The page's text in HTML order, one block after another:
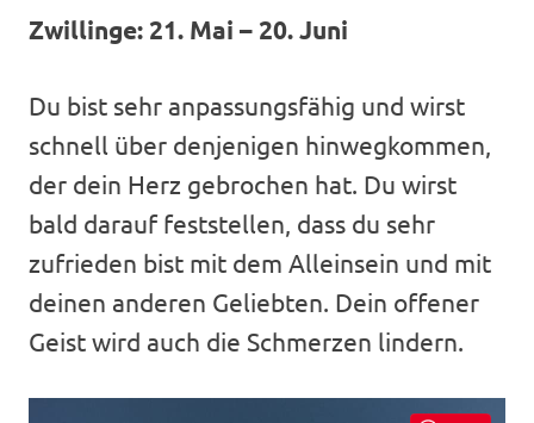
Zwillinge: 21. Mai – 20. Juni
Du bist sehr anpassungsfähig und wirst
schnell über denjenigen hinwegkommen,
der dein Herz gebrochen hat. Du wirst
bald darauf feststellen, dass du sehr
zufrieden bist mit dem Alleinsein und mit
deinen anderen Geliebten. Dein offener
Geist wird auch die Schmerzen lindern.